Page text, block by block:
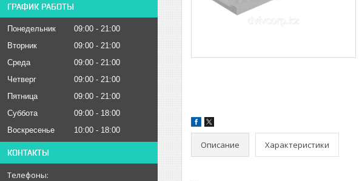
ГРАФИК РАБОТЫ
Понедельник 09:00
21:00
Вторник
09:00
21:00
Среда
09:00
21:00
Четверг
09:00
21:00
Пятница
09:00
21:00
Суббота
09:00
18:00
Воскресенье
10:00 18:00
КОНТАКТЫ
Описание Характеристики